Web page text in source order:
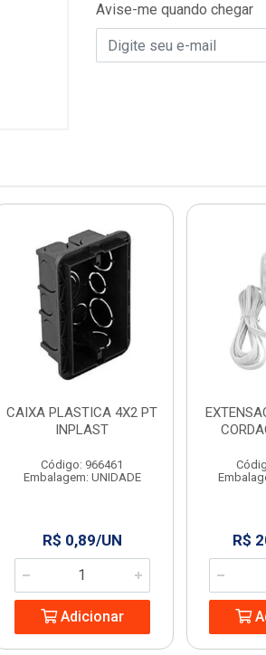
Avise-me quando chegar
CAIXA PLASTICA 4X2 PT
INPLAST
Código: 966461
Embalagem: UNIDADE
R$ 0,89/UN
Adicionar
R$